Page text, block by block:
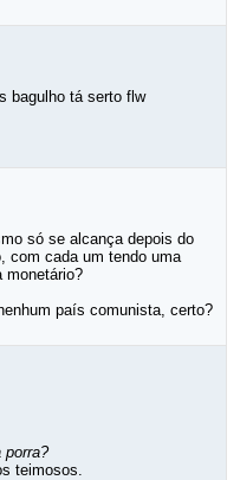
bagulho tá serto flw
só se alcança depois do
com cada um tendo uma
monetário?
país comunista, certo?
teimosos.